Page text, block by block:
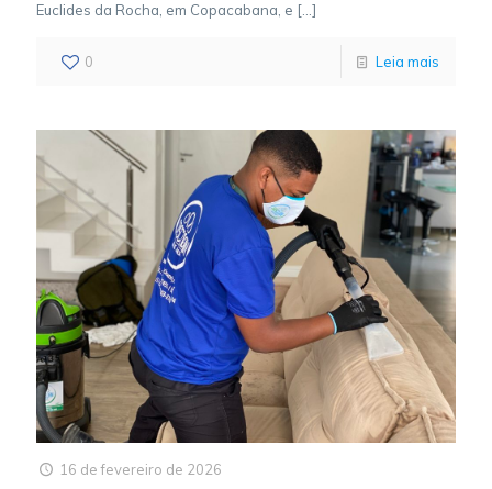
Euclides da Rocha, em Copacabana, e […]
0 Leia mais
16 de fevereiro de 2026